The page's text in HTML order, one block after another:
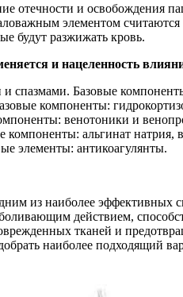
отечности и освобождения
элементом
будут разжижать кровь.
и нацеленность
спазмами. Базовые
компоненты:
венотоники и
альгинат натрия,
элементы: антикоагулянты.
из наиболее эффективных
действием,
тканей и
наиболее подходящий